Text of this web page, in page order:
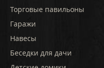
Торговые павильоны
Гаражи
Навесы
Беседки для дачи